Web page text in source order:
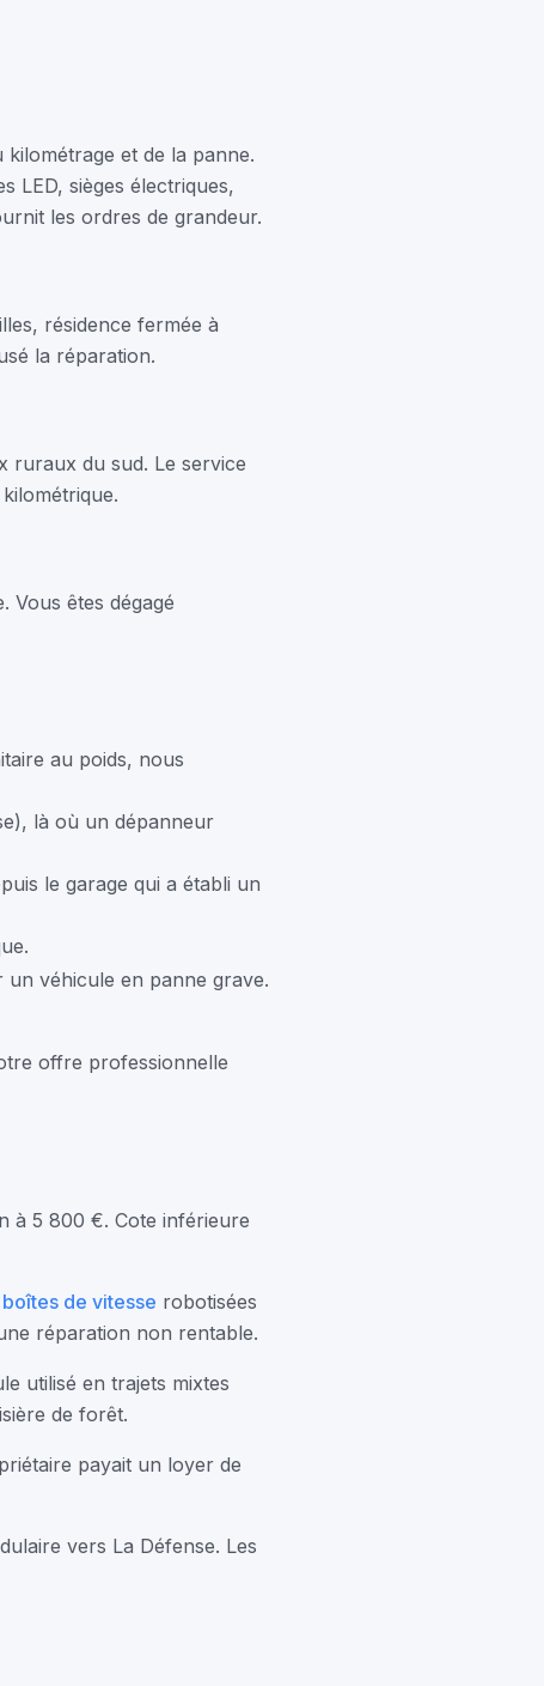
et de la panne.
LED, sièges électriques,
les ordres de grandeur.
résidence fermée à
la réparation.
ruraux du sud. Le service
Vous êtes dégagé
au poids, nous
là où un dépanneur
le garage qui a établi un
véhicule en panne grave.
offre professionnelle
à 5 800 €. Cote inférieure
boîtes de vitesse robotisées
réparation non rentable.
utilisé en trajets mixtes
de forêt.
payait un loyer de
vers La Défense. Les